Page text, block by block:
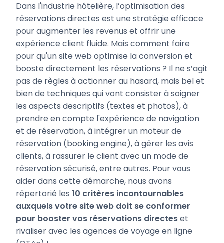
Dans l'industrie hôtelière, l’optimisation des
réservations directes est une stratégie efficace
pour augmenter les revenus et offrir une
expérience client fluide. Mais comment faire
pour qu'un site web optimise la conversion et
booste directement les réservations ? Il ne s’agit
pas de règles à actionner au hasard, mais bel et
bien de techniques qui vont consister à soigner
les aspects descriptifs (textes et photos), à
prendre en compte l'expérience de navigation
et de réservation, à intégrer un moteur de
réservation (booking engine), à gérer les avis
clients, à rassurer le client avec un mode de
réservation sécurisé, entre autres. Pour vous
aider dans cette démarche, nous avons
répertorié les 10 critères incontournables
auxquels votre site web doit se conformer
pour booster vos réservations directeset
rivaliser avec les agences de voyage en ligne